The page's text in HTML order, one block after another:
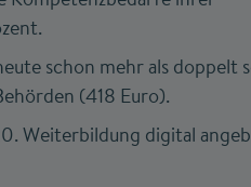
schon mehr als doppelt
(418 Euro).
Weiterbildung digital